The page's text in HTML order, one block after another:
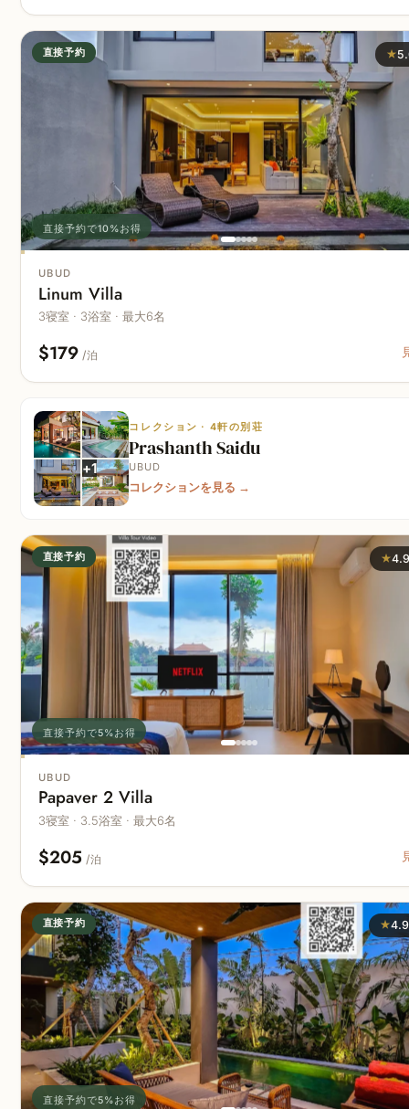
直接予約 ★
直接予約で10%お得
UBUD
Linum Villa
3寝室 · 3浴室 · 最大6名
$179 /泊
+1
コレクション · 4軒の別荘
Prashanth Saidu
UBUD
コレクションを見る →
直接予約 ★
直接予約で5%お得
UBUD
Papaver 2 Villa
3寝室 · 3.5浴室 · 最大6名
$205 /泊
直接予約 ★
直接予約で5%お得